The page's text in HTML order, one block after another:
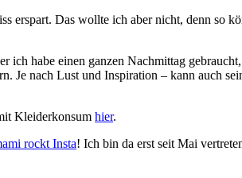
erspart. Das wollte ich aber nicht, denn so
habe einen ganzen Nachmittag
Je nach Lust und Inspiration – kann auch
Kleiderkonsum hier.
rockt Insta! Ich bin da erst seit Mai